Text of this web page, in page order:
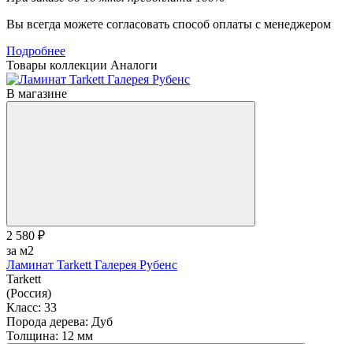
Вы всегда можете согласовать способ оплаты с менеджером
Подробнее
Товары коллекции Аналоги
В магазине
2 580 ₽
за м2
Ламинат Tarkett Галерея Рубенс
Tarkett
(Россия)
Класс: 33
Порода дерева: Дуб
Толщина: 12 мм